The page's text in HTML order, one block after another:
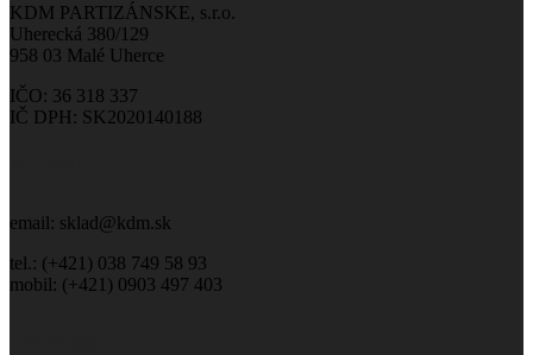
KDM PARTIZÁNSKE, s.r.o.
Uherecká 380/129
958 03 Malé Uherce
IČO: 36 318 337
IČ DPH: SK2020140188
email: sklad@kdm.sk
tel.: (+421) 038 749 58 93
mobil: (+421) 0903 497 403